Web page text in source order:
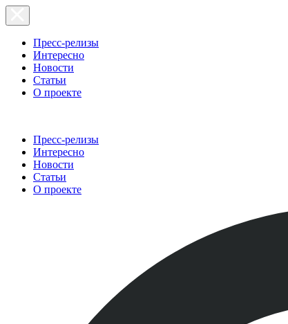
Пресс-релизы
Интересно
Новости
Статьи
О проекте
Пресс-релизы
Интересно
Новости
Статьи
О проекте